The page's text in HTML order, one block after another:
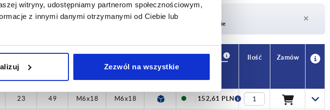
witryny, udostępniamy partnerom społecznościowym,
z innymi danymi otrzymanymi od Ciebie lub
Zezwól na wszystkie
40,4
1-3 dni
Czas dostawy na żądanie
Obecnie brak w magazynie
Q T
Dostępność
Ilość Zamów
23 49 M6x18 M6x18 152,61 PLN